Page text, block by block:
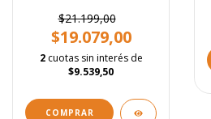
$21.199,00
$19.079,00
2 cuotas sin interés de
$9.539,50
COMPRAR